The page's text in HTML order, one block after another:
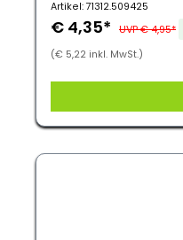
Artikel: 71312.509425
€ 4,35* UVP € 4,95*
(€ 5,22 inkl. MwSt.)